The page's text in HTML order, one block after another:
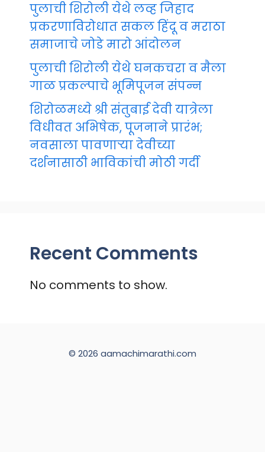
पुलाची शिरोली येथे लव्ह जिहाद
प्रकरणाविरोधात सकल हिंदू व मराठा
समाजाचे जोडे मारो आंदोलन
पुलाची शिरोली येथे घनकचरा व मैला
गाळ प्रकल्पाचे भूमिपूजन संपन्न
शिरोळमध्ये श्री संतुबाई देवी यात्रेला
विधीवत अभिषेक, पूजनाने प्रारंभ;
नवसाला पावणाऱ्या देवीच्या
दर्शनासाठी भाविकांची मोठी गर्दी
Recent Comments
No comments to show.
© 2026 aamachimarathi.com